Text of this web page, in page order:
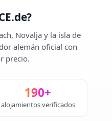
Novalja y la isla de
alemán oficial con
precio.
190+
alojamientos verificados